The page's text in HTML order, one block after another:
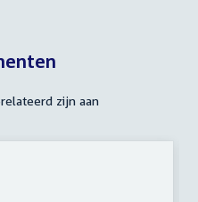
zijn aan